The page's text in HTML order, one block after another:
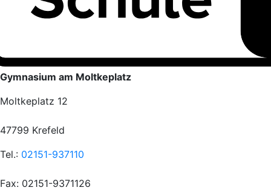
Gymnasium am Moltkeplatz
Moltkeplatz 12
47799 Krefeld
Tel.: 02151-937110
Fax: 02151-9371126